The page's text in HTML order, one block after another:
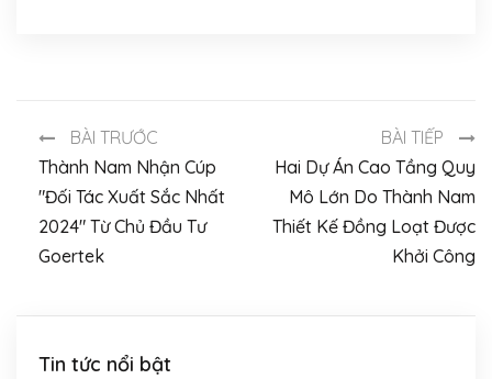
BÀI TRƯỚC
Thành Nam Nhận Cúp
"Đối Tác Xuất Sắc Nhất
2024" Từ Chủ Đầu Tư
Goertek
BÀI TIẾP
Hai Dự Án Cao Tầng Quy
Mô Lớn Do Thành Nam
Thiết Kế Đồng Loạt Được
Khởi Công
Tin tức nổi bật